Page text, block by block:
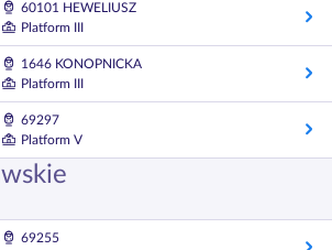
60101 HEWELIUSZ
Platform III
1646 KONOPNICKA
Platform III
69297
Platform V
69255